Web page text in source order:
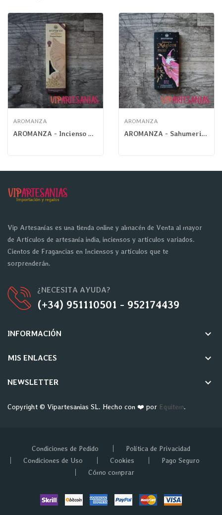
AROMANZA
AROMANZA - Incienso Tibetano Frutos Rojos
AROMANZA
AROMANZA - Sahumerio Mágico Rosa Real
Vip Artesanías es una tienda online y almacén de Venta al mayor
de Artículos de artesanía india, inciensos y artículos variados.
Cientos de Fragancias en Inciensos y artículos que te
sorprenderán.
¿NECESITA AYUDA?
(+34) 951110501 - 952174439
INFORMACIÓN keyboard_arrow_down
MIS ENLACES keyboard_arrow_down
NEWSLETTER keyboard_arrow_down
Copyright © Vipartesanias SL. Hecho con ❤️ por Equitem.
Condiciones de Pedido
Política de Privacidad
Condiciones de Uso
Cookies
Pago Seguro
Cómo comprar